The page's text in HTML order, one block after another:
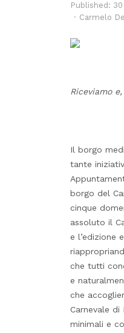
Published:
Author
Carmelo
Riceviamo
Il borgo
tante
borgo del
cinque
assoluto il
e l’edizione
che tutti
e
che
Carnevale
minimali e